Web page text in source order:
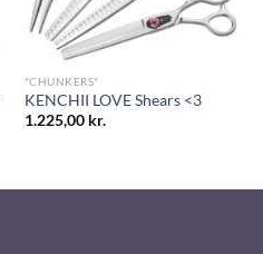
"CHUNKERS"
KENCHII LOVE Shears <3
1.225,00 kr.